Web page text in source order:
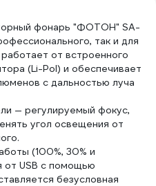
фонарь "ФОТОН" SA-
так и для
от встроенного
(Li-Pol) и обеспечивает
с дальностью луча
— регулируемый фокус,
угол освещения от
(100%, 30% и
от USB с помощью
безусловная